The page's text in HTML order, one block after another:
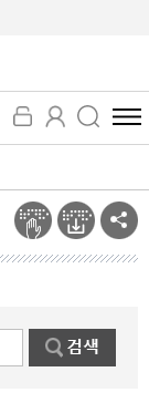
전
체
뉴
보
기